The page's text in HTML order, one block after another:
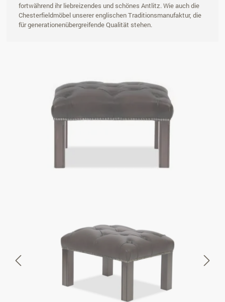
fortwährend ihr liebreizendes und schönes Antlitz. Wie auch die
Chesterfieldmöbel unserer englischen Traditionsmanufaktur, die
für generationenübergreifende Qualität stehen.